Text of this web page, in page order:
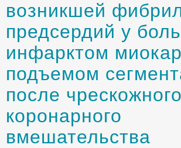
возникшей
предсердий у
инфарктом
подъемом
после чрескожного
коронарного
вмешательства